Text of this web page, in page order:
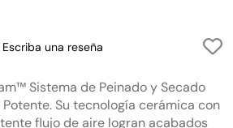
Escriba una reseña
Sistema de Peinado y Secado
Su tecnología cerámica con
flujo de aire logran acabados